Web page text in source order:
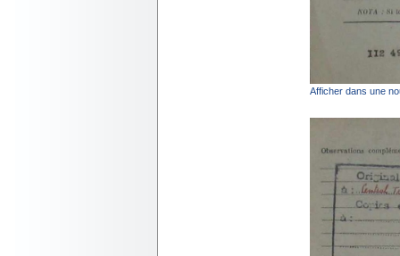
Afficher dans une